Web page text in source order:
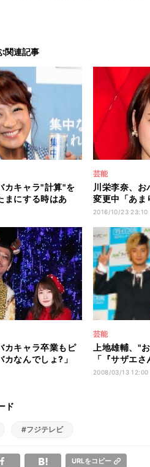
関連記事
カキャラ"計算"を
まにする時はあ
芸能
川栄李奈、お
変更中「あま
に…」
2016/10/23 23:10
カキャラ卒業もピ
カなんでしょ?」
芸能
上地雄輔、"
「『サザエ
不二雄!」
2008/03/13 12:00
ド
#フジテレビ
URLをコピー